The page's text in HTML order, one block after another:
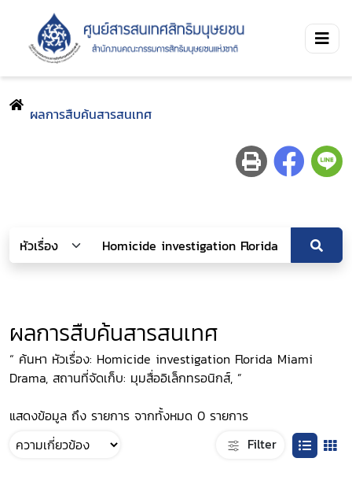
ผลการสืบค้นสารสนเทศ
ผลการสืบค้นสารสนเทศ
“ ค้นหา หัวเรื่อง: Homicide investigation Florida Miami
Drama, สถานที่จัดเก็บ: มุมสื่ออิเล็กทรอนิกส์, ”
แสดงข้อมูล ถึง รายการ จากทั้งหมด 0 รายการ
Filter